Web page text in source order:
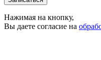
Нажимая на кнопку,
Вы даете согласие на